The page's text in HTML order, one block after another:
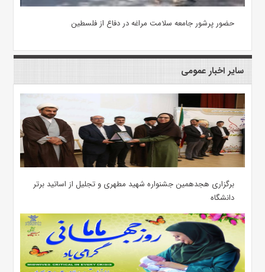
حضور پرشور جامعه سلامت مراغه در دفاع از فلسطین
سایر اخبار عمومی
برگزاری هجدهمین جشنواره شهید مطهری و تجلیل از اساتید برتر
دانشگاه